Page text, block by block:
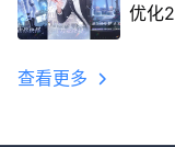
优化
查看更多